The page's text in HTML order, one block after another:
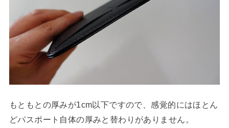
もともとの厚みが1cm以下ですので、感覚的にはほとん
どパスポート自体の厚みと替わりがありません。